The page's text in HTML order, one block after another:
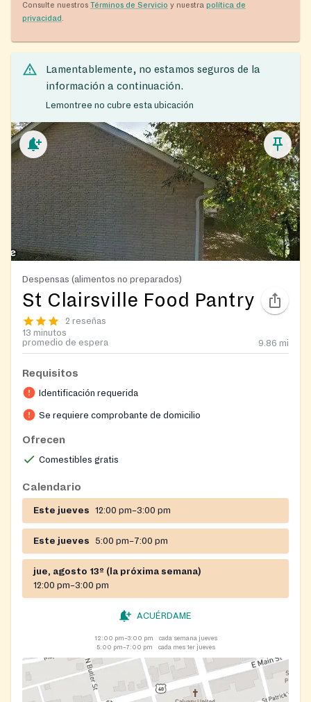
Consulte nuestros Términos de Servicio y nuestra política de
privacidad
Lamentablemente, no estamos seguros de la
información a continuación.
Lemontree no cubre esta ubicación
Despensas (alimentos no preparados)
St Clairsville Food Pantry
2 reseñas
13 minutos
promedio de espera
9.86 mi
Requisitos
Identificación requerida
Se requiere comprobante de domicilio
Ofrecen
Comestibles gratis
Calendario
Este jueves 12:00 pm–3:00 pm
Este jueves 5:00 pm–7:00 pm
jue, agosto 13º (la próxima semana)
12:00 pm–3:00 pm
ACUÉRDAME
12:00 pm–3:00 pm
cada semana jueves
5:00 pm–7:00 pm
cada mes 1er jueves